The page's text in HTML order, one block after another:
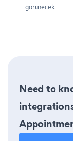
görünecek!
Need to